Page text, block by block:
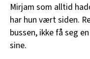
Mirjam som alltid
har hun vært siden.
bussen, ikke få seg
sine.